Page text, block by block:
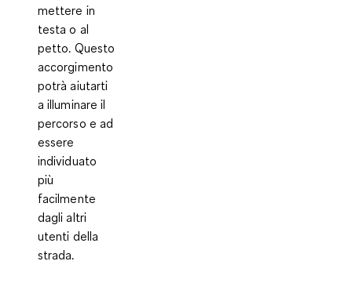
mettere in
testa o al
petto. Questo
accorgimento
potrà aiutarti
a illuminare il
percorso e ad
essere
individuato
più
facilmente
dagli altri
utenti della
strada.